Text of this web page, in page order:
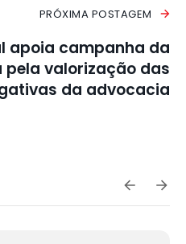
PRÓXIMA POSTAGEM
apoia campanha da
valorização das
da advocacia